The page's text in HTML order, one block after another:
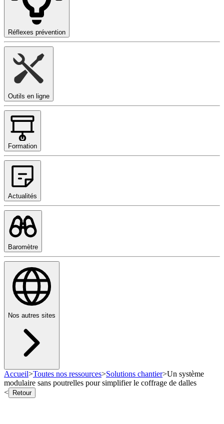
Réflexes prévention
Outils en ligne
Formation
Actualités
Baromètre
Nos autres sites
Accueil>Toutes nos ressources>Solutions chantier>Un système
modulaire sans poutrelles pour simplifier le coffrage de dalles
<
Retour